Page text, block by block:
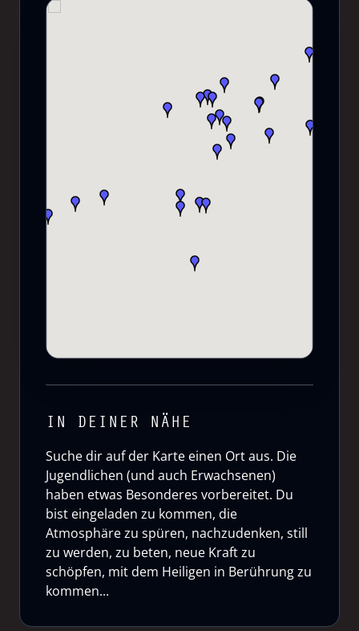
IN DEINER NÄHE
Suche dir auf der Karte einen Ort aus. Die
Jugendlichen (und auch Erwachsenen)
haben etwas Besonderes vorbereitet. Du
bist eingeladen zu kommen, die
Atmosphäre zu spüren, nachzudenken, still
zu werden, zu beten, neue Kraft zu
schöpfen, mit dem Heiligen in Berührung zu
kommen...